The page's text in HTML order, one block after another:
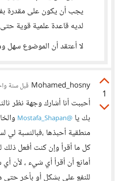
يجب أن يكون على مقدرة
لديه قاعدة علمية قوية
لا أعتقد أن الموضوع سهل
1
Mohamed_hosny قبل سنة
أحببت أنا أشارك وجهة نظر
بك يا @Mostafa_Shapan
منطقية أحبذها ،فبالنسبة لي
كل ما أقرأ وإن كنت أفعل ذلك
أمانع أن أقرأ أي شيء ، لأن
للنفع علي بشكل أو بأخر حتى